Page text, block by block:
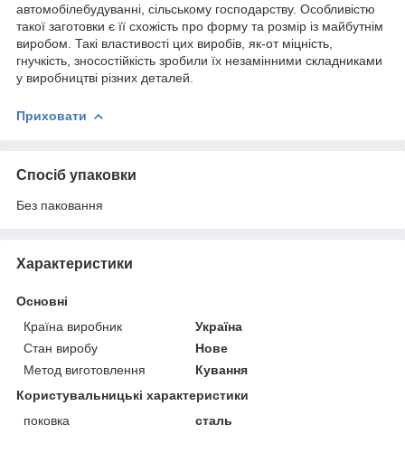
автомобілебудуванні, сільському господарству. Особливістю
такої заготовки є її схожість про форму та розмір із майбутнім
виробом. Такі властивості цих виробів, як-от міцність,
гнучкість, зносостійкість зробили їх незамінними складниками
у виробництві різних деталей.
Приховати
Спосіб упаковки
Без паковання
Характеристики
Основні
Країна виробник
Україна
Стан виробу
Нове
Метод виготовлення
Кування
Користувальницькі характеристики
поковка
сталь